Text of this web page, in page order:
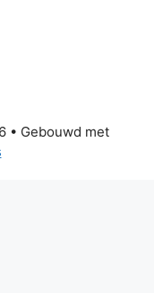
• Gebouwd met